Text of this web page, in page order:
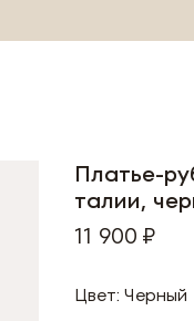
Платье-
талии,
11 900 ₽
Цвет: Черный